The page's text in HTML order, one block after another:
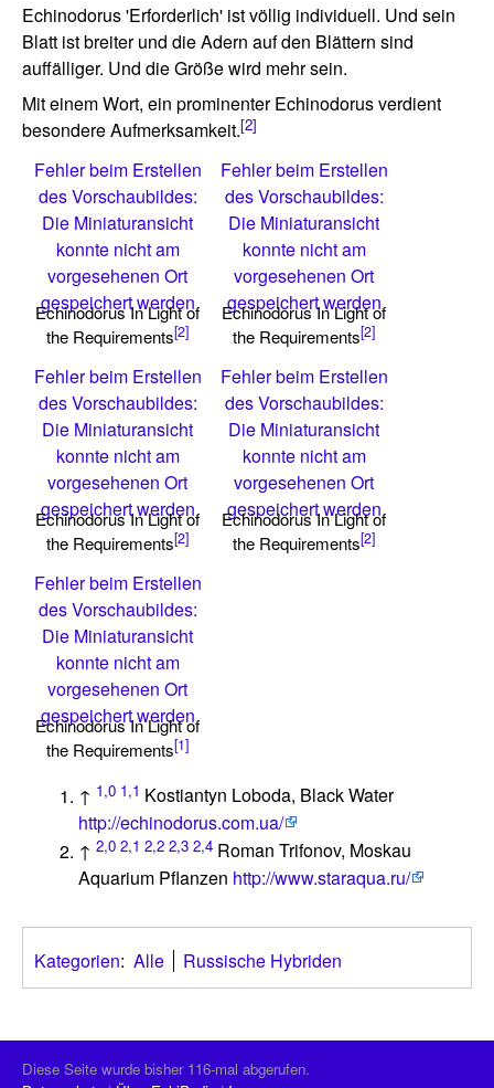
Echinodorus 'Erforderlich' ist völlig individuell. Und sein
Blatt ist breiter und die Adern auf den Blättern sind
auffälliger. Und die Größe wird mehr sein.
Mit einem Wort, ein prominenter Echinodorus verdient
besondere Aufmerksamkeit.[2]
Fehler beim Erstellen
des Vorschaubildes:
Die Miniaturansicht
konnte nicht am
vorgesehenen Ort
gespeichert werden
Echinodorus In Light of
the Requirements[2]
Fehler beim Erstellen
des Vorschaubildes:
Die Miniaturansicht
konnte nicht am
vorgesehenen Ort
gespeichert werden
Echinodorus In Light of
the Requirements[2]
Fehler beim Erstellen
des Vorschaubildes:
Die Miniaturansicht
konnte nicht am
vorgesehenen Ort
gespeichert werden
Echinodorus In Light of
the Requirements[2]
Fehler beim Erstellen
des Vorschaubildes:
Die Miniaturansicht
konnte nicht am
vorgesehenen Ort
gespeichert werden
Echinodorus In Light of
the Requirements[2]
Fehler beim Erstellen
des Vorschaubildes:
Die Miniaturansicht
konnte nicht am
vorgesehenen Ort
gespeichert werden
Echinodorus In Light of
the Requirements[1]
↑ 1,0 1,1 Kostiantyn Loboda, Black Water
http://echinodorus.com.ua/
↑2,0 2,1 2,2 2,3 2,4 Roman Trifonov, Moskau
Aquarium Pflanzen http://www.staraqua.ru/
Kategorien: Alle Russische Hybriden
Diese Seite wurde bisher 116-mal abgerufen.